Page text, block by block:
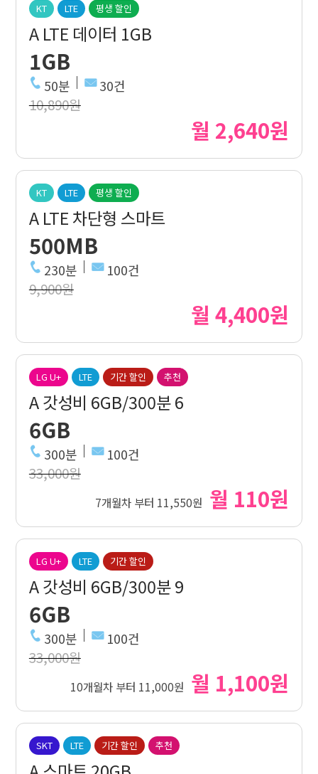
KT LTE 평생 할인
A LTE 데이터 1GB
1GB
50분 30건
10,890원
월 2,640원
KT LTE 평생 할인
A LTE 차단형 스마트
500MB
230분 100건
9,900원
월 4,400원
LG U+ LTE 기간 할인 추천
A 갓성비 6GB/300분 6
6GB
300분 100건
33,000원
7개월차 부터 11,550원 월 110원
LG U+ LTE 기간 할인
A 갓성비 6GB/300분 9
6GB
300분 100건
33,000원
10개월차 부터 11,000원 월 1,100원
SKT LTE 기간 할인 추천